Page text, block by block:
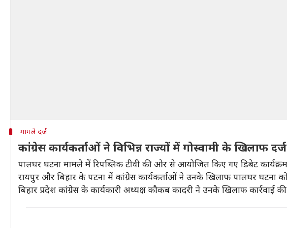
मामले दर्ज
कांग्रेस कार्यकर्ताओं ने विभिन्न राज्यों में गोस्वामी के खिलाफ
पालघर घटना मामले में रिपब्लिक टीवी की ओर से आयोजित किए गए डिबेट
रायपुर और बिहार के पटना में कांग्रेस कार्यकर्ताओं ने उनके खिलाफ पालघर घटना
बिहार प्रदेश कांग्रेस के कार्यकारी अध्यक्ष कौकब कादरी ने उनके खिलाफ कार्रवाई